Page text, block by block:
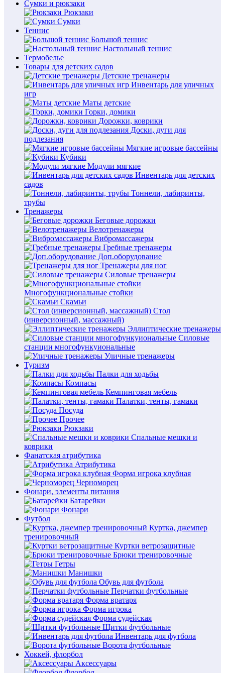
Сумки и рюкзаки
Рюкзаки
Сумки
Теннис
Большой теннис
Настольный теннис
Термобелье
Товары для детских садов
Детские тренажеры
Инвентарь для уличных
игр
Маты детские
Горки, домики
Дорожки, коврики
Доски, дуги для
подлезания
Мягкие игровые бассейны
Кубики
Модули мягкие
Инвентарь для детских
садов
Тоннели, лабиринты,
трубы
Тренажеры
Беговые дорожки
Велотренажеры
Вибромассажеры
Гребные тренажеры
Доп.оборудование
Тренажеры для ног
Силовые тренажеры
Многофункциональные стойки
Скамьи
Стол
(инверсионный, массажный)
Эллиптические тренажеры
Силовые
станции многофункуиональные
Уличные тренажеры
Туризм
Палки для ходьбы
Компасы
Кемпинговая мебель
Палатки, тенты, гамаки
Посуда
Прочее
Рюкзаки
Спальные мешки и
коврики
Фанатская атрибутика
Атрибутика
Форма игрока клубная
Черноморец
Фонари, элементы питания
Батарейки
Фонари
Футбол
Куртка, джемпер
тренировочный
Куртки ветрозащитные
Брюки тренировочные
Гетры
Манишки
Обувь для футбола
Перчатки футбольные
Форма вратаря
Форма игрока
Форма судейская
Щитки футбольные
Инвентарь для футбола
Ворота футбольные
Хоккей, флорбол
Аксессуары